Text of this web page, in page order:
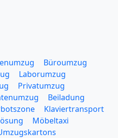
Büroumzug
Laborumzug
Privatumzug
Beiladung
Klaviertransport
Möbeltaxi